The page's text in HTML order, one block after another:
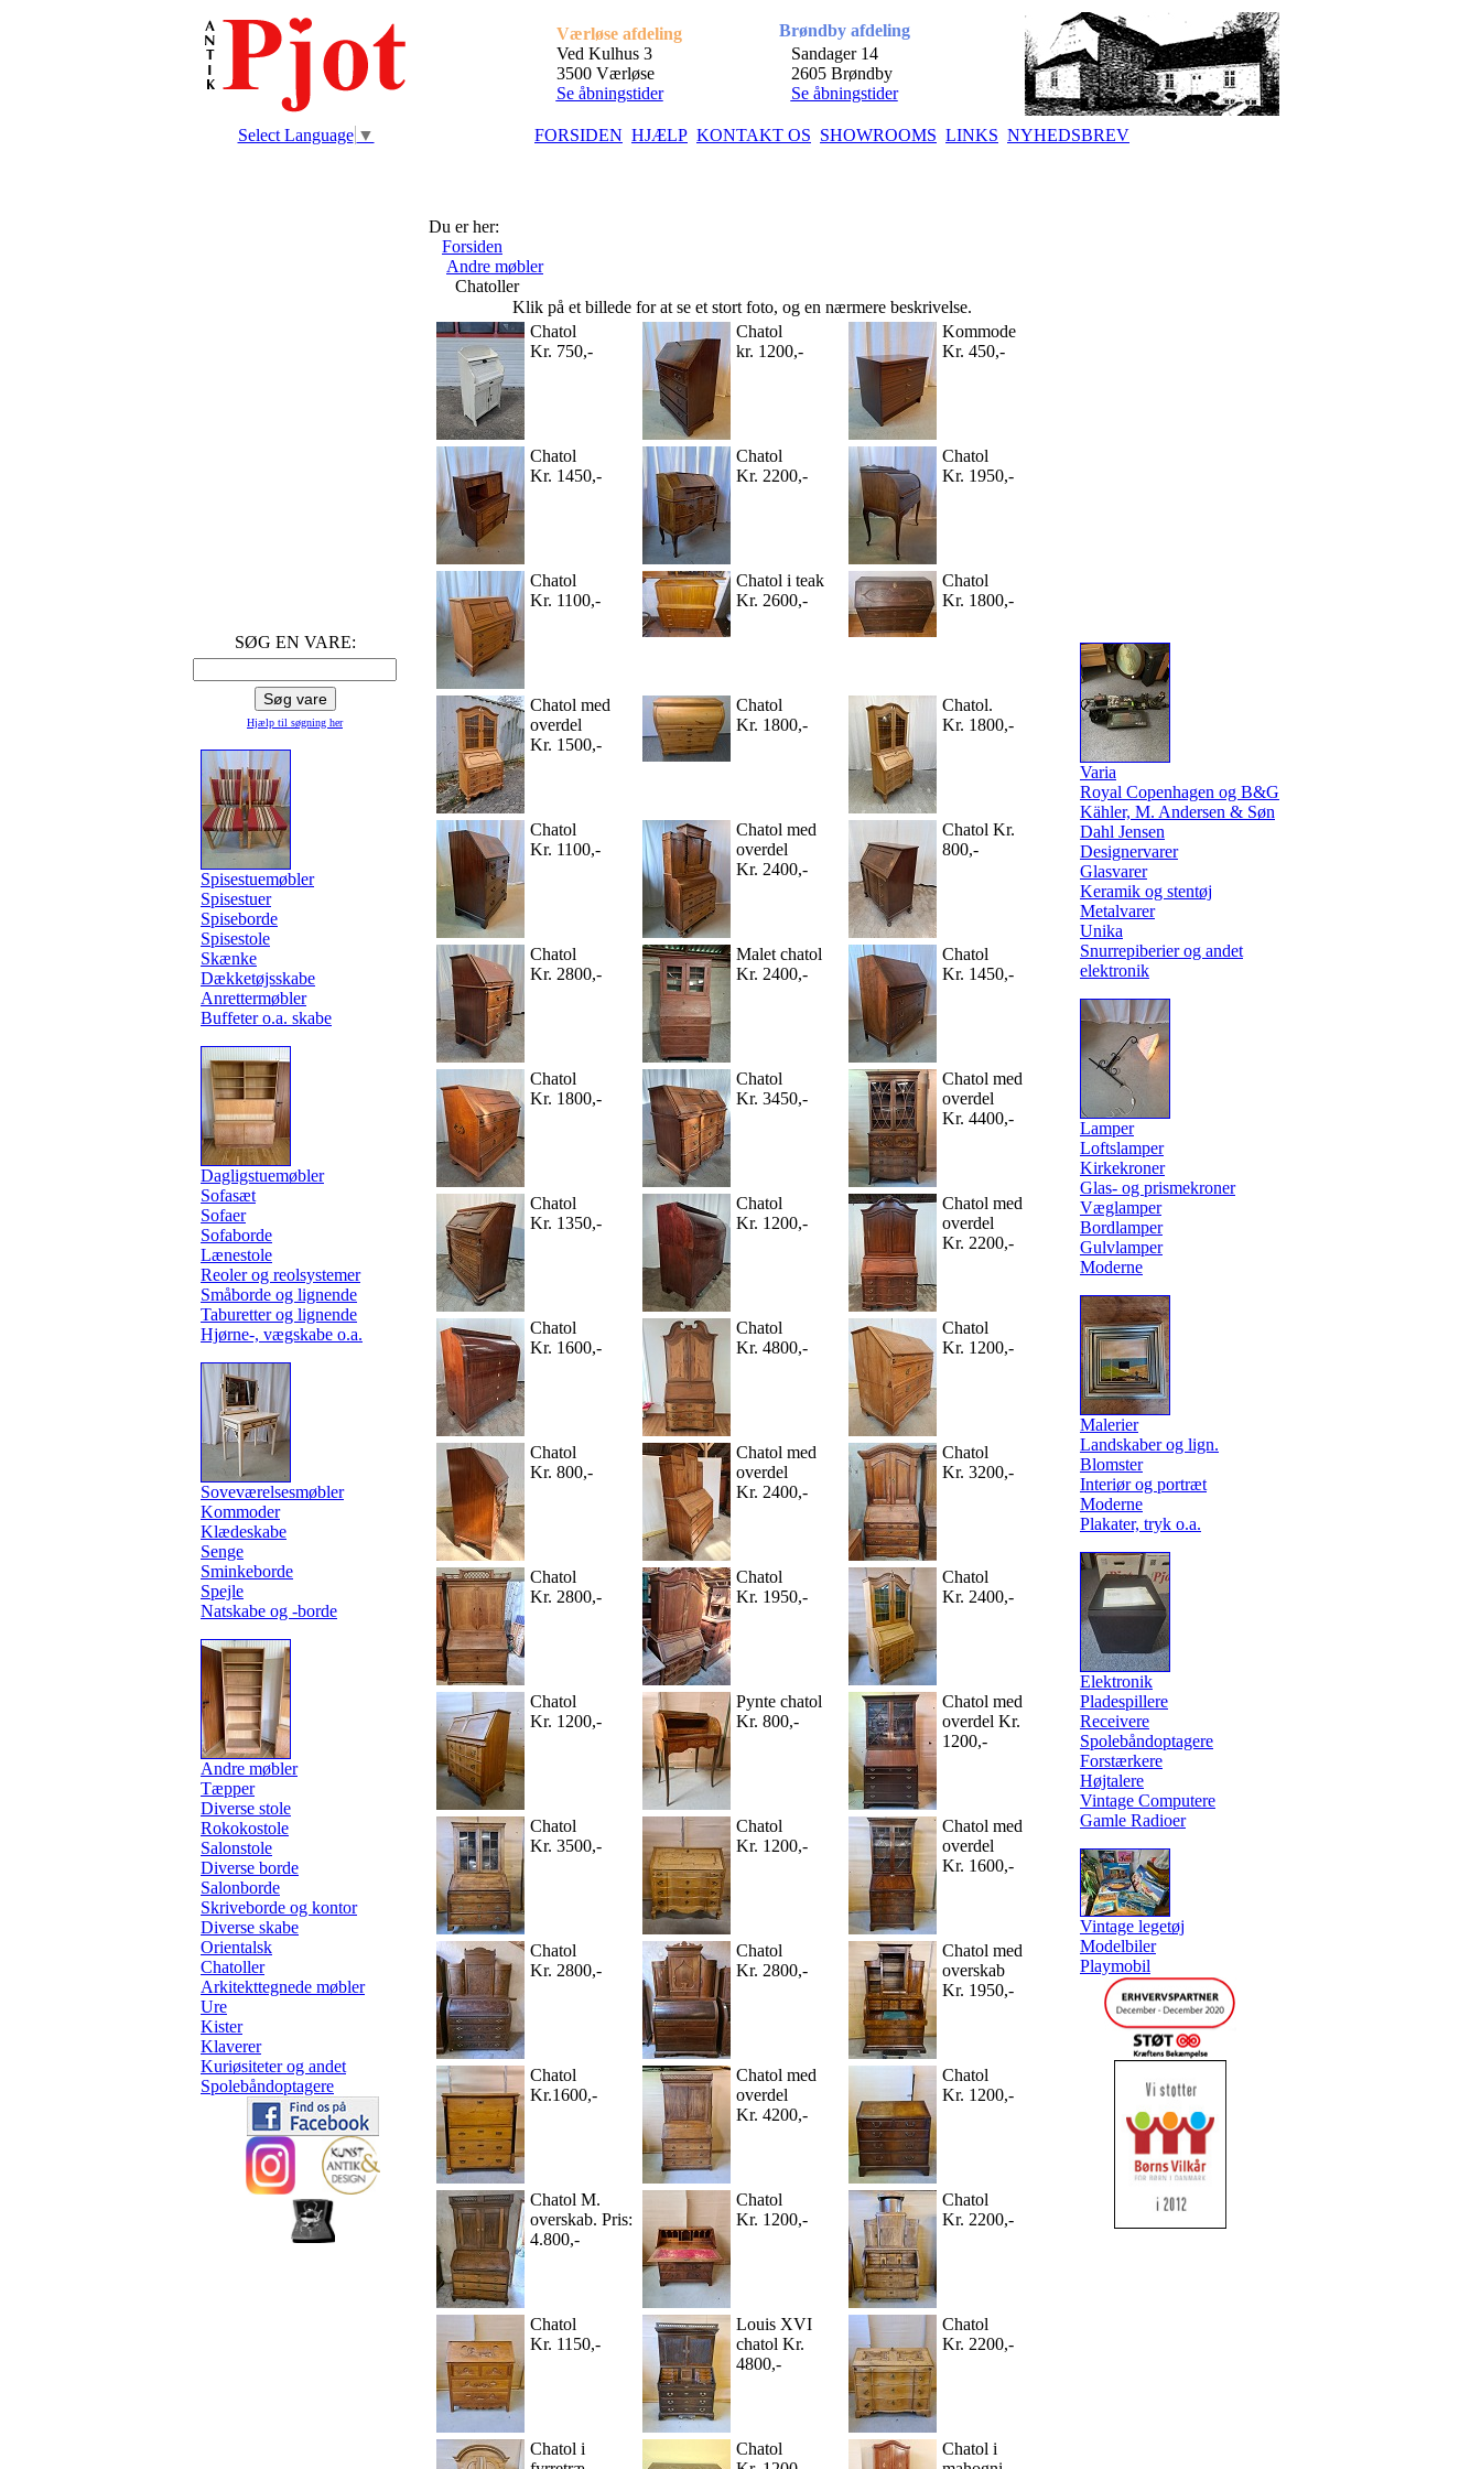
Værløse afdeling
Ved Kulhus 3
3500 Værløse
Se åbningstider
Brøndby afdeling
Sandager 14
2605 Brøndby
Se åbningstider
Select Language ▼ FORSIDEN HJÆLP KONTAKT OS SHOWROOMS LINKS NYHEDSBREV
SØG EN VARE:
Hjælp til søgning her
Spisestuemøbler
Spisestuer
Spiseborde
Spisestole
Skænke
Dækketøjsskabe
Anrettermøbler
Buffeter o.a. skabe
Dagligstuemøbler
Sofasæt
Sofaer
Sofaborde
Lænestole
Reoler og reolsystemer
Småborde og lignende
Taburetter og lignende
Hjørne-, vægskabe o.a.
Soveværelsesmøbler
Kommoder
Klædeskabe
Senge
Sminkeborde
Spejle
Natskabe og -borde
Andre møbler
Tæpper
Diverse stole
Rokokostole
Salonstole
Diverse borde
Salonborde
Skriveborde og kontor
Diverse skabe
Orientalsk
Chatoller
Arkitekttegnede møbler
Ure
Kister
Klaverer
Kuriøsiteter og andet
Spolebåndoptagere
Du er her:
Forsiden
Andre møbler
Chatoller
Klik på et billede for at se et stort foto, og en nærmere beskrivelse.
Chatol
Kr. 750,-
Chatol
kr. 1200,-
Kommode
Kr. 450,-
Chatol
Kr. 1450,-
Chatol
Kr. 2200,-
Chatol
Kr. 1950,-
Chatol
Kr. 1100,-
Chatol i teak
Kr. 2600,-
Chatol
Kr. 1800,-
Chatol med
overdel
Kr. 1500,-
Chatol
Kr. 1800,-
Chatol.
Kr. 1800,-
Chatol
Kr. 1100,-
Chatol med
overdel
Kr. 2400,-
Chatol Kr.
800,-
Chatol
Kr. 2800,-
Malet chatol
Kr. 2400,-
Chatol
Kr. 1450,-
Chatol
Kr. 1800,-
Chatol
Kr. 3450,-
Chatol med
overdel
Kr. 4400,-
Chatol
Kr. 1350,-
Chatol
Kr. 1200,-
Chatol med
overdel
Kr. 2200,-
Chatol
Kr. 1600,-
Chatol
Kr. 4800,-
Chatol
Kr. 1200,-
Chatol
Kr. 800,-
Chatol med
overdel
Kr. 2400,-
Chatol
Kr. 3200,-
Chatol
Kr. 2800,-
Chatol
Kr. 1950,-
Chatol
Kr. 2400,-
Chatol
Kr. 1200,-
Pynte chatol
Kr. 800,-
Chatol med
overdel Kr.
1200,-
Chatol
Kr. 3500,-
Chatol
Kr. 1200,-
Chatol med
overdel
Kr. 1600,-
Chatol
Kr. 2800,-
Chatol
Kr. 2800,-
Chatol med
overskab
Kr. 1950,-
Chatol
Kr.1600,-
Chatol med
overdel
Kr. 4200,-
Chatol
Kr. 1200,-
Chatol M.
overskab. Pris:
4.800,-
Chatol
Kr. 1200,-
Chatol
Kr. 2200,-
Chatol
Kr. 1150,-
Louis XVI
chatol Kr.
4800,-
Chatol
Kr. 2200,-
Chatol i
Chatol
Chatol i
Varia
Royal Copenhagen og B&G
Kähler, M. Andersen & Søn
Dahl Jensen
Designervarer
Glasvarer
Keramik og stentøj
Metalvarer
Unika
Snurrepiberier og andet
elektronik
Lamper
Loftslamper
Kirkekroner
Glas- og prismekroner
Væglamper
Bordlamper
Gulvlamper
Moderne
Malerier
Landskaber og lign.
Blomster
Interiør og portræt
Moderne
Plakater, tryk o.a.
Elektronik
Pladespillere
Receivere
Spolebåndoptagere
Forstærkere
Højtalere
Vintage Computere
Gamle Radioer
Vintage legetøj
Modelbiler
Playmobil